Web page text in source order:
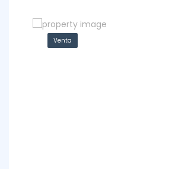
Venta